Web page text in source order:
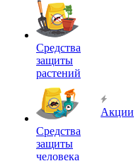
Средства
защиты
растений
Средства
защиты
человека
Акции